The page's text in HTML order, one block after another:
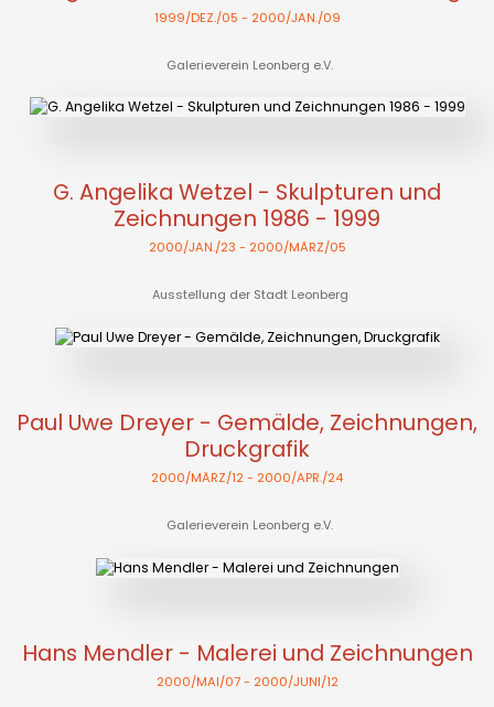
1999/DEZ./05 - 2000/JAN./09
Galerieverein Leonberg e.V.
G. Angelika Wetzel - Skulpturen und
Zeichnungen 1986 - 1999
2000/JAN./23 - 2000/MÄRZ/05
Ausstellung der Stadt Leonberg
Paul Uwe Dreyer - Gemälde, Zeichnungen,
Druckgrafik
2000/MÄRZ/12- 2000/APR./24
Galerieverein Leonberg e.V.
Hans Mendler - Malerei und Zeichnungen
2000/MAI/07- 2000/JUNI/12